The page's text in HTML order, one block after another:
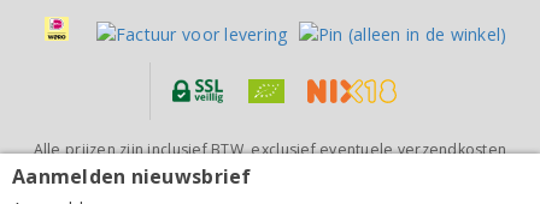
Cederberg Elim Ghost Corner The Bowline 2025
Alle prijzen zijn inclusief BTW, exclusief eventuele verzendkosten
(voor orders tot 6 flessen)
Aanmelden nieuwsbrief